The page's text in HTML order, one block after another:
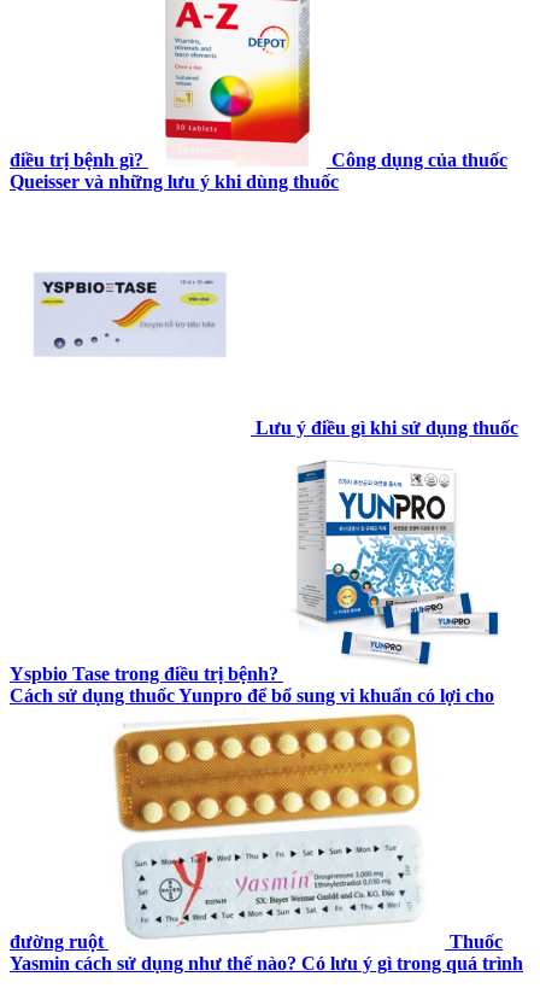
điều trị bệnh gì?
Công dụng của thuốc
Queisser và những lưu ý khi dùng thuốc
Lưu ý điều gì khi sử dụng thuốc
Yspbio Tase trong điều trị bệnh?
Cách sử dụng thuốc Yunpro để bổ sung vi khuẩn có lợi cho
đường ruột
Thuốc
Yasmin cách sử dụng như thế nào? Có lưu ý gì trong quá trình